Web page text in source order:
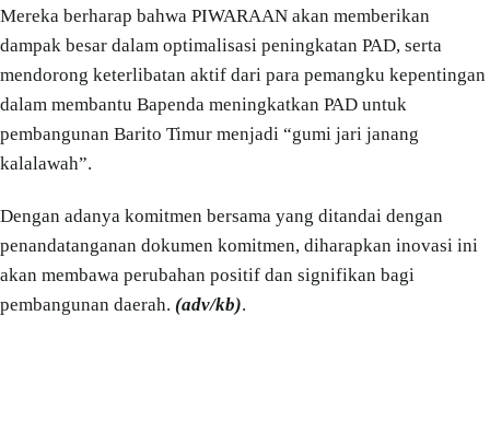
Mereka berharap bahwa PIWARAAN akan memberikan
dampak besar dalam optimalisasi peningkatan PAD, serta
mendorong keterlibatan aktif dari para pemangku kepentingan
dalam membantu Bapenda meningkatkan PAD untuk
pembangunan Barito Timur menjadi “gumi jari janang
kalalawah”.
Dengan adanya komitmen bersama yang ditandai dengan
penandatanganan dokumen komitmen, diharapkan inovasi ini
akan membawa perubahan positif dan signifikan bagi
pembangunan daerah. (adv/kb).